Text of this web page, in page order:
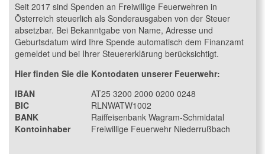
Seit 2017 sind Spenden an Freiwillige Feuerwehren in
Österreich steuerlich als Sonderausgaben von der Steuer
absetzbar. Bei Bekanntgabe von Name, Adresse und
Geburtsdatum wird Ihre Spende automatisch dem Finanzamt
gemeldet und bei Ihrer Steuererklärung berücksichtigt.
Hier finden Sie die Kontodaten unserer Feuerwehr:
IBAN
AT25 3200 2000 0200 0248
BIC
RLNWATW1002
BANK
Raiffeisenbank Wagram-Schmidatal
Kontoinhaber
Freiwillige Feuerwehr Niederrußbach